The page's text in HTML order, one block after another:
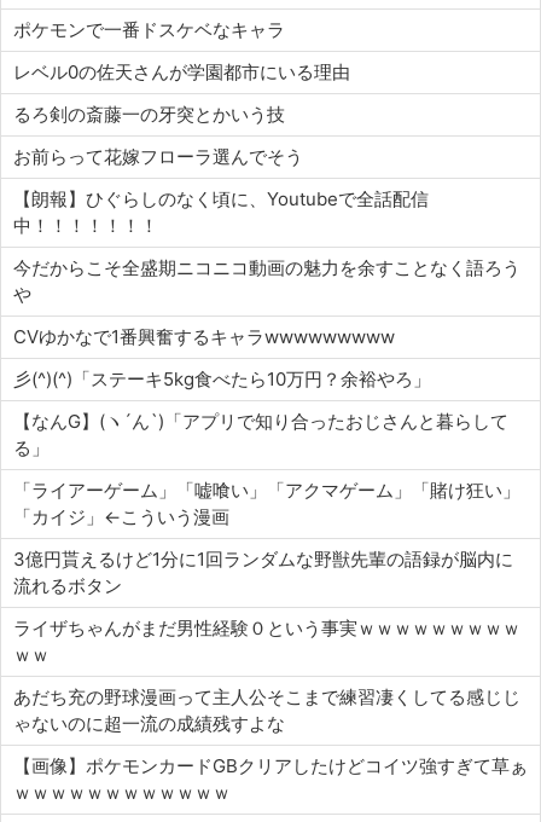
ポケモンで一番ドスケベなキャラ
レベル0の佐天さんが学園都市にいる理由
るろ剣の斎藤一の牙突とかいう技
お前らって花嫁フローラ選んでそう
【朗報】ひぐらしのなく頃に、Youtubeで全話配信
中！！！！！！！
今だからこそ全盛期ニコニコ動画の魅力を余すことなく語ろう
や
CVゆかなで1番興奮するキャラwwwwwwwww
彡(^)(^)「ステーキ5kg食べたら10万円？余裕やろ」
【なんG】(ヽ´ん`)「アプリで知り合ったおじさんと暮らして
る」
「ライアーゲーム」「嘘喰い」「アクマゲーム」「賭け狂い」
「カイジ」←こういう漫画
3億円貰えるけど1分に1回ランダムな野獣先輩の語録が脳内に
流れるボタン
ライザちゃんがまだ男性経験０という事実ｗｗｗｗｗｗｗｗｗ
ｗｗ
あだち充の野球漫画って主人公そこまで練習凄くしてる感じじ
ゃないのに超一流の成績残すよな
【画像】ポケモンカードGBクリアしたけどコイツ強すぎて草ぁ
ｗｗｗｗｗｗｗｗｗｗｗｗ